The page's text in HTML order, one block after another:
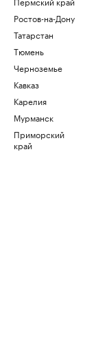
Ростов-на-Дону
Татарстан
Тюмень
Черноземье
Кавказ
Карелия
Мурманск
Приморский
край